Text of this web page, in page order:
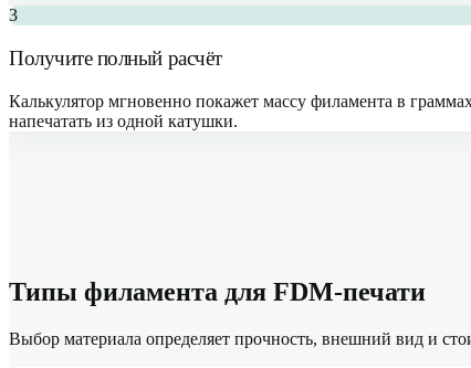
3
Получите полный расчёт
Калькулятор мгновенно покажет массу филамента в
напечатать из одной катушки.
Типы филамента для FDM-печати
Выбор материала определяет прочность, внешний вид и